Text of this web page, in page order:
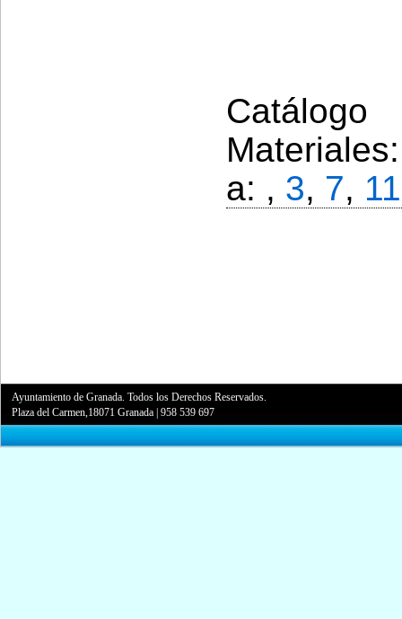
a: , 3, 7, 11
Ayuntamiento de Granada. Todos los Derechos Reservados.
Plaza del Carmen,18071 Granada |958 539 697